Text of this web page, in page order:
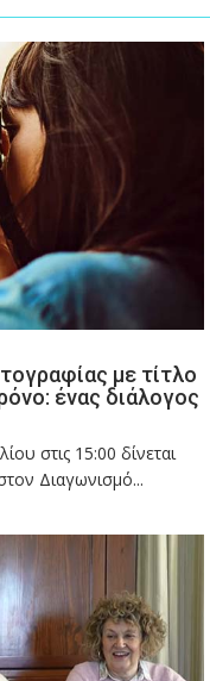
με τίτλο
ένας διάλογος
στις 15:00 δίνεται
Διαγωνισμό...